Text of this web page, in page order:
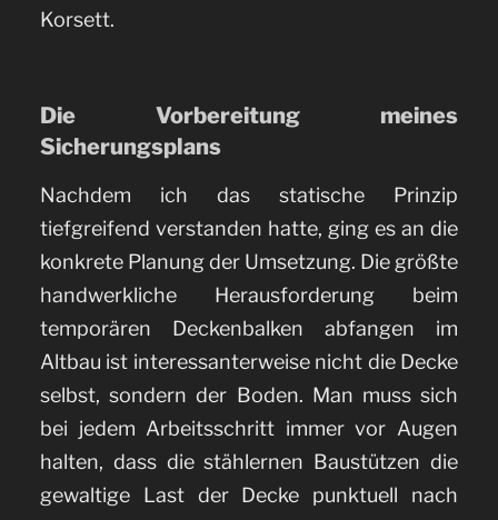
Korsett.
Die Vorbereitung meines
Sicherungsplans
Nachdem ich das statische Prinzip
tiefgreifend verstanden hatte, ging es an die
konkrete Planung der Umsetzung. Die größte
handwerkliche Herausforderung beim
temporären Deckenbalken abfangen im
Altbau ist interessanterweise nicht die Decke
selbst, sondern der Boden. Man muss sich
bei jedem Arbeitsschritt immer vor Augen
halten, dass die stählernen Baustützen die
gewaltige Last der Decke punktuell nach